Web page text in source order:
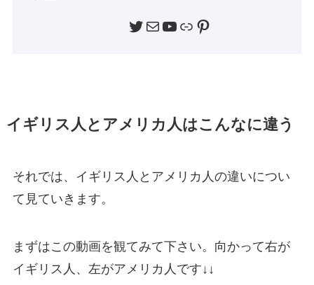
Twitter メールYouTube リンク Pinterest
イギリス人とアメリカ人はこんなに違う
それでは、イギリス人とアメリカ人の違いについ
て見ていきます。
まずはこの動画を観てみて下さい。向かって右が
イギリス人、左がアメリカ人です↓↓